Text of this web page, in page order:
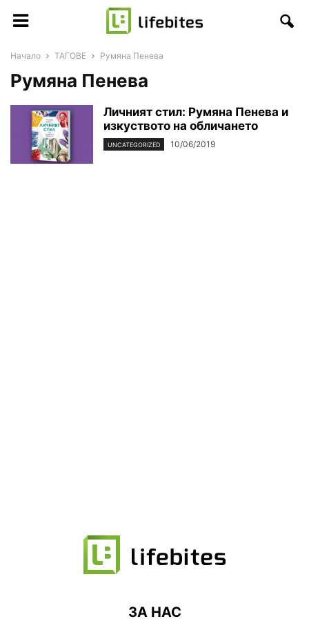
Начало ТАГОВЕ Румяна Пенева
Румяна Пенева
Личният стил: Румяна Пенева и
изкуството на обличането
UNCATEGORIZED 10/06/2019
ЗА НАС